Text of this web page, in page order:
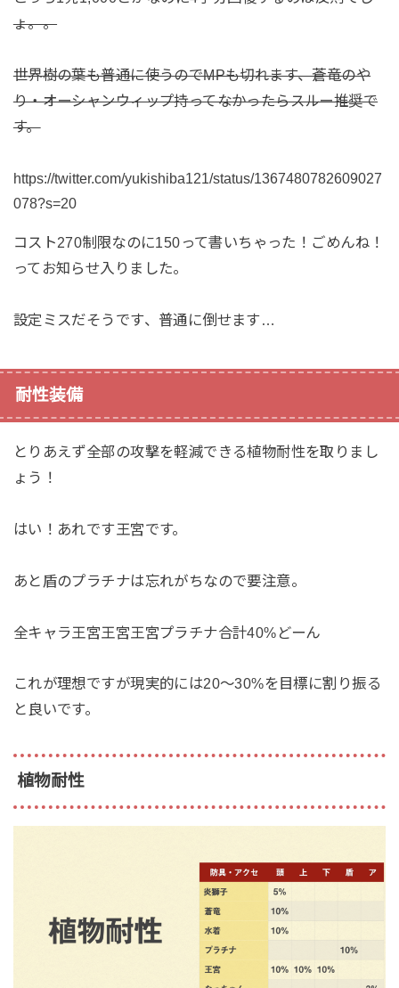
ょ。。
世界樹の葉も普通に使うのでMPも切れます、蒼竜のや
り・オーシャンウィップ持ってなかったらスルー推奨で
す。
https://twitter.com/yukishiba121/status/1367480782609027
078?s=20
コスト270制限なのに150って書いちゃった！ごめんね！
ってお知らせ入りました。
設定ミスだそうです、普通に倒せます…
耐性装備
とりあえず全部の攻撃を軽減できる植物耐性を取りまし
ょう！
はい！あれです王宮です。
あと盾のプラチナは忘れがちなので要注意。
全キャラ王宮王宮王宮プラチナ合計40%どーん
これが理想ですが現実的には20〜30%を目標に割り振る
と良いです。
植物耐性